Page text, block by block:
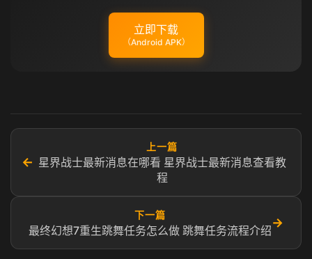
立即下载
（Android APK）
←
上一篇
星界战士最新消息在哪看 星界战士最新消息查看教
程
下一篇
最终幻想7重生跳舞任务怎么做 跳舞任务流程介绍
→